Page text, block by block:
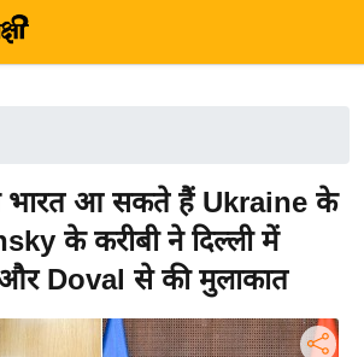
आ सकते हैं Ukraine के
के करीबी ने दिल्ली में
Doval से की मुलाकात